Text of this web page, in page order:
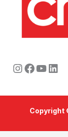
Instagram
Copyright